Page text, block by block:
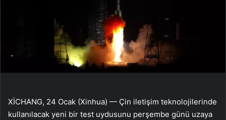
XİCHANG, 24 Ocak (Xinhua) — Çin iletişim teknolojilerinde
kullanılacak yeni bir test uydusunu perşembe günü uzaya